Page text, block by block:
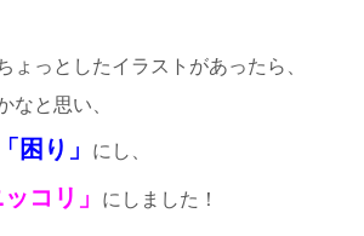
ょっとしたイラストがあったら、
なと思い、
「困り」 にし、
ッコリ」 にしました！